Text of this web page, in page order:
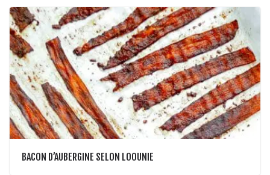
BACON D’AUBERGINE SELON LOOUNIE